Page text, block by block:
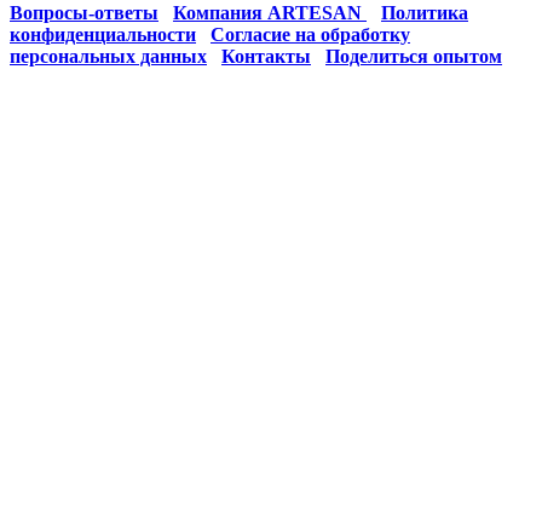
Вопросы-ответы Компания ARTESAN
Политика
конфиденциальности
Согласие на обработку
персональных данных
Контакты Поделиться опытом